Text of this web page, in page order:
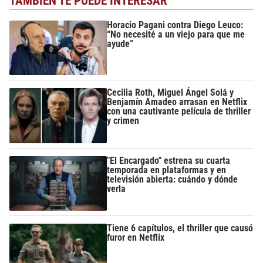
Horacio Pagani contra Diego Leuco:
“No necesité a un viejo para que me
ayude”
Cecilia Roth, Miguel Ángel Solá y
Benjamín Amadeo arrasan en Netflix
con una cautivante película de thriller
y crimen
"El Encargado" estrena su cuarta
temporada en plataformas y en
televisión abierta: cuándo y dónde
verla
Tiene 6 capítulos, el thriller que causó
furor en Netflix